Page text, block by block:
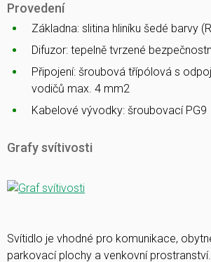
Provedení
Základna: slitina hliníku šedé barvy
Difuzor: tepelně tvrzené
Připojení: šroubová třípólová s
vodičů max. 4 mm2
Kabelové vývodky: šroubovací PG9
Grafy svítivosti
Svítidlo je vhodné pro komunikace,
parkovací plochy a venkovní prostranství.